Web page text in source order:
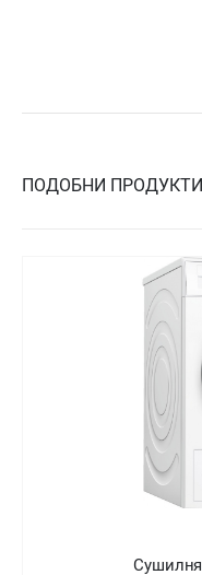
ПОДОБНИ ПРОДУКТИ
Сушилня